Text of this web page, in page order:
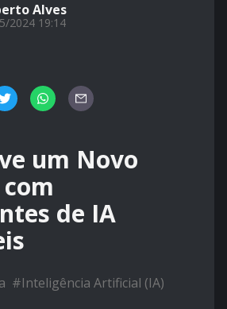
Alves
2024 19:14
um Novo
de IA
#Inteligência Artificial (IA)